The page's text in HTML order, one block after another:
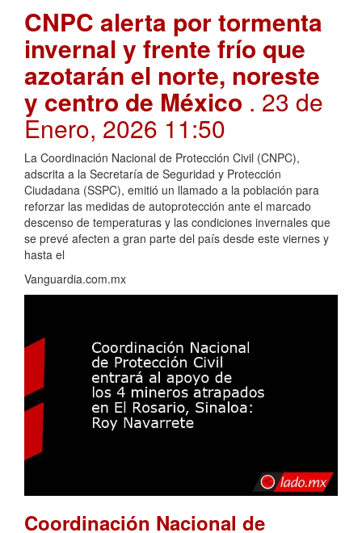
CNPC alerta por tormenta
invernal y frente frío que
azotarán el norte, noreste
y centro de México . 23 de
Enero, 2026 11:50
La Coordinación Nacional de Protección Civil (CNPC),
adscrita a la Secretaría de Seguridad y Protección
Ciudadana (SSPC), emitió un llamado a la población para
reforzar las medidas de autoprotección ante el marcado
descenso de temperaturas y las condiciones invernales que
se prevé afecten a gran parte del país desde este viernes y
hasta el
Vanguardia.com.mx
Coordinación Nacional de